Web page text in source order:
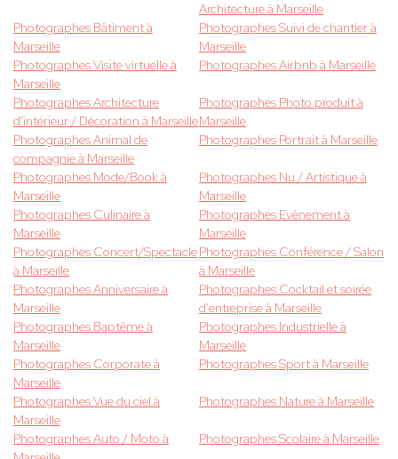
Architecture à Marseille
Photographes Bâtiment à
Marseille
Photographes Suivi de chantier à
Marseille
Photographes Visite virtuelle à
Marseille
Photographes Airbnb à Marseille
Photographes Architecture
d'intérieur / Décoration à Marseille
Photographes Photo produit à
Marseille
Photographes Animal de
compagnie à Marseille
Photographes Portrait à Marseille
Photographes Mode/Book à
Marseille
Photographes Nu / Artistique à
Marseille
Photographes Culinaire à
Marseille
Photographes Evènement à
Marseille
Photographes Concert/Spectacle
à Marseille
Photographes Conférence / Salon
à Marseille
Photographes Anniversaire à
Marseille
Photographes Cocktail et soirée
d'entreprise à Marseille
Photographes Baptême à
Marseille
Photographes Industrielle à
Marseille
Photographes Corporate à
Marseille
Photographes Sport à Marseille
Photographes Vue du ciel à
Marseille
Photographes Nature à Marseille
Photographes Auto / Moto à
Photographes Scolaire à Marseille